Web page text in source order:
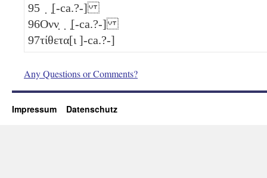
95 ̣ ̣[-ca.?-]
96Ονν̣ ̣ ̣[-ca.?-]
97τίθετα[ι ]-ca.?-]
Any Questions or Comments?
Impressum Datenschutz